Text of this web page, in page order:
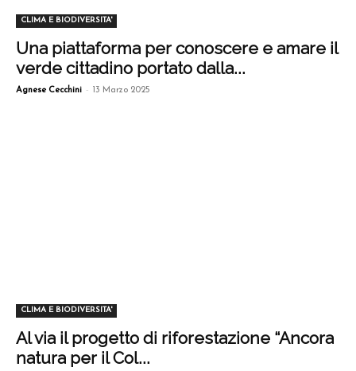
CLIMA E BIODIVERSITA'
Una piattaforma per conoscere e amare il
verde cittadino portato dalla...
Agnese Cecchini - 13 Marzo 2025
CLIMA E BIODIVERSITA'
Al via il progetto di riforestazione “Ancora
natura per il Col...